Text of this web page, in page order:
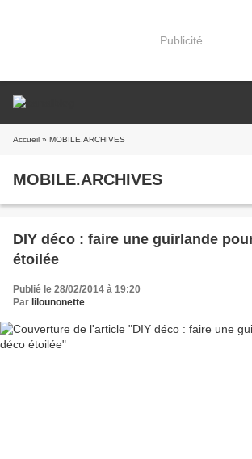
Publicité
Accueil » MOBILE.ARCHIVES
MOBILE.ARCHIVES
DIY déco : faire une guirlande
étoilée
Publié le 28/02/2014 à 19:20
Par lilounonette